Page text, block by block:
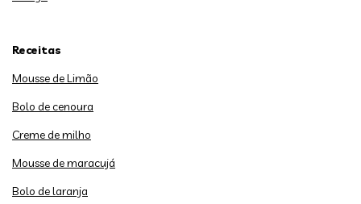
Receitas
Mousse de Limão
Bolo de cenoura
Creme de milho
Mousse de maracujá
Bolo de laranja